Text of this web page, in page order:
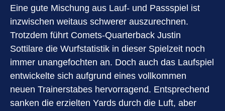
Eine gute Mischung aus Lauf- und Passspiel ist
inzwischen weitaus schwerer auszurechnen.
Trotzdem führt Comets-Quarterback Justin
Sottilare die Wurfstatistik in dieser Spielzeit noch
immer unangefochten an. Doch auch das Laufspiel
entwickelte sich aufgrund eines vollkommen
neuen Trainerstabes hervorragend. Entsprechend
sanken die erzielten Yards durch die Luft, aber